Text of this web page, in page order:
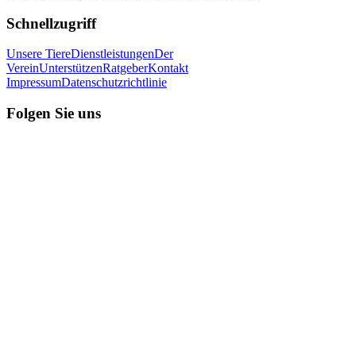
Schnellzugriff
Unsere TiereDienstleistungenDer
VereinUnterstützenRatgeberKontakt
ImpressumDatenschutzrichtlinie
Folgen Sie uns